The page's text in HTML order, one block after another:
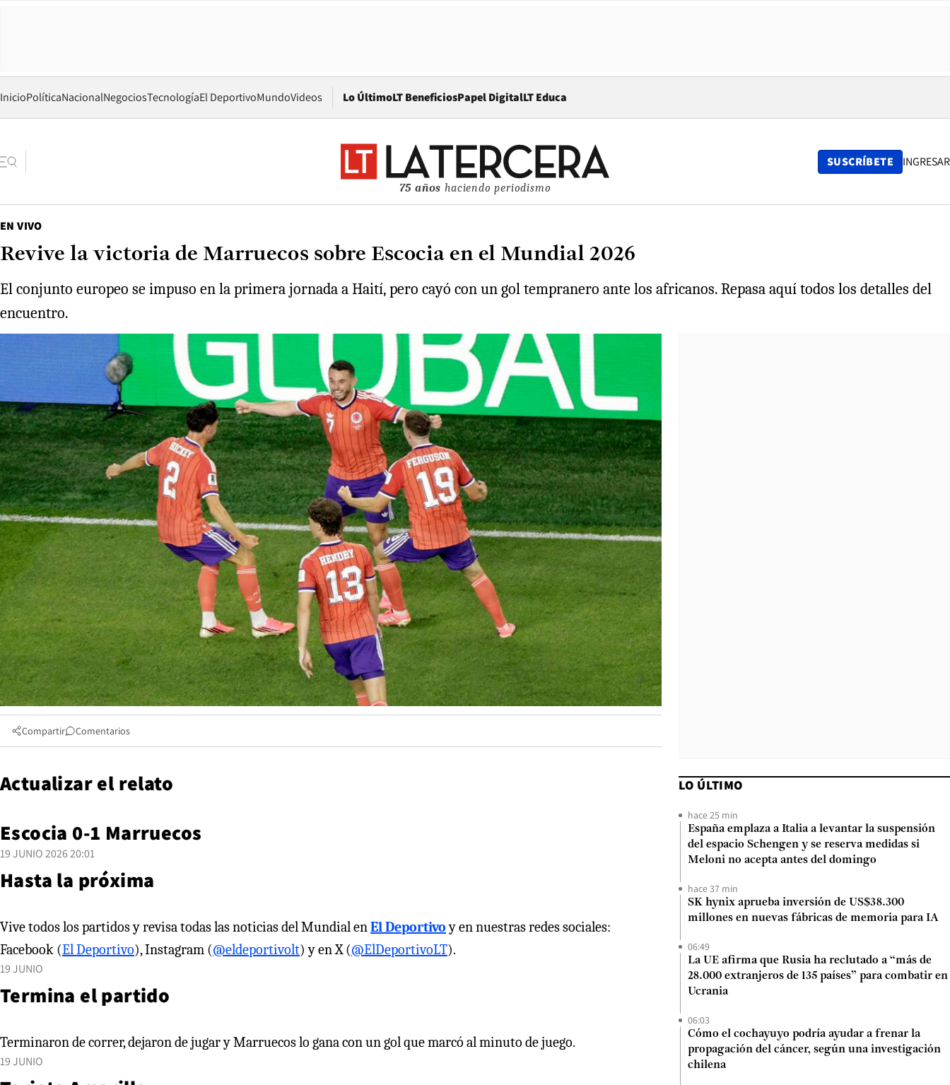
InicioPolíticaNacionalNegociosTecnologíaEl DeportivoMundoVideos Lo ÚltimoLT BeneficiosPapel DigitalOpens in new window
LT Educa
75 años haciendo periodismo
SUSCRÍBETE INGRESAR
EN VIVO
Revive la victoria de Marruecos sobre Escocia en el Mundial 2026
El conjunto europeo se impuso en la primera jornada a Haití, pero cayó con un gol tempranero ante los africanos. Repasa aquí todos los detalles del
encuentro.
Compartir Comentarios
Actualizar el relato
Escocia 0-1 Marruecos
19 JUNIO 2026 20:01
Hasta la próxima
Vive todos los partidos y revisa todas las noticias del Mundial enEl Deportivoy en nuestras redes sociales:
Facebook (El Deportivo), Instagram (@eldeportivolt) y en X (@ElDeportivoLT).
19 JUNIO
Termina el partido
Terminaron de correr, dejaron de jugar y Marruecos lo gana con un gol que marcó al minuto de juego.
19 JUNIO
LO ÚLTIMO
hace 25 min
España emplaza a Italia a levantar la suspensión
del espacio Schengen y se reserva medidas si
Meloni no acepta antes del domingo
hace 37 min
SK hynix aprueba inversión de US$38.300
millones en nuevas fábricas de memoria para IA
06:49
La UE afirma que Rusia ha reclutado a “más de
28.000 extranjeros de 135 países” para combatir en
Ucrania
06:03
Cómo el cochayuyo podría ayudar a frenar la
propagación del cáncer, según una investigación
chilena